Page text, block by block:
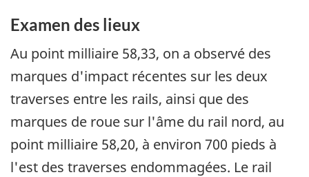
Examen des lieux
Au point milliaire 58,33, on a observé des
marques d'impact récentes sur les deux
traverses entre les rails, ainsi que des
marques de roue sur l'âme du rail nord, au
point milliaire 58,20, à environ 700 pieds à
l'est des traverses endommagées. Le rail